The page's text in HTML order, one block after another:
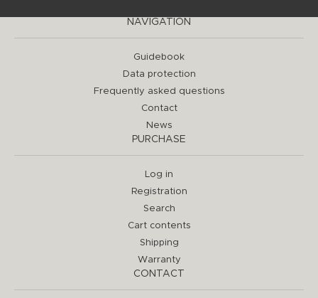
NAVIGATION
Guidebook
Data protection
Frequently asked questions
Contact
News
PURCHASE
Log in
Registration
Search
Cart contents
Shipping
Warranty
CONTACT